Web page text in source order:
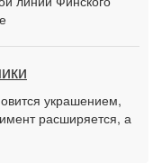
украшением,
расширяется, а